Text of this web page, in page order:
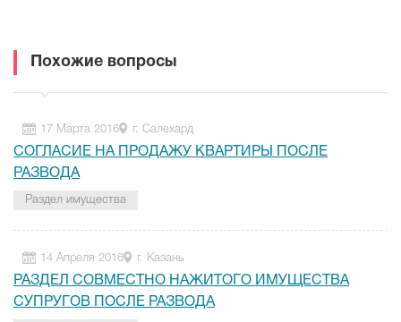
Похожие вопросы
17 Марта 2016 г. Салехард
СОГЛАСИЕ НА ПРОДАЖУ КВАРТИРЫ ПОСЛЕ
РАЗВОДА
Раздел имущества
14 Апреля 2016 г. Казань
РАЗДЕЛ СОВМЕСТНО НАЖИТОГО ИМУЩЕСТВА
СУПРУГОВ ПОСЛЕ РАЗВОДА